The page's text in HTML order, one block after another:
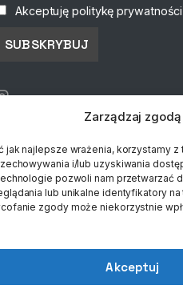
Zarządzaj zgodą
jak najlepsze wrażenia, korzystamy z
i/lub uzyskiwania
pozwoli nam przetwarzać
lub unikalne identyfikatory na
zgody może niekorzystnie
Akceptuj
Akceptuję politykę prywatności